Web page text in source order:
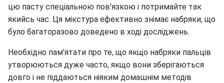
цю пасту спеціальною пов'язкою і потримайте так
якийсь час. Ця мікстура ефективно знімає набряки, що
було багаторазово доведено в ході досліджень.
Необхідно пам'ятати про те, що якщо набряки пальців
утворюються дуже часто, якщо вони зберігаються
довго і не піддаються ніяким домашнім методів